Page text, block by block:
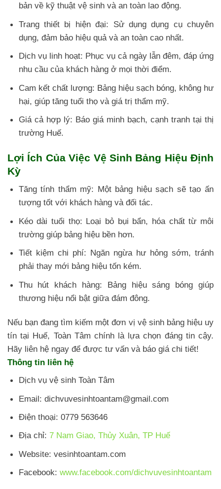
bản về kỹ thuật vệ sinh và an toàn lao động.
Trang thiết bị hiện đại: Sử dụng dụng cụ chuyên
dụng, đảm bảo hiệu quả và an toàn cao nhất.
Dịch vụ linh hoạt: Phục vụ cả ngày lẫn đêm, đáp ứng
nhu cầu của khách hàng ở mọi thời điểm.
Cam kết chất lượng: Bảng hiệu sạch bóng, không hư
hại, giúp tăng tuổi thọ và giá trị thẩm mỹ.
Giá cả hợp lý: Báo giá minh bạch, cạnh tranh tại thị
trường Huế.
Lợi Ích Của Việc Vệ Sinh Bảng Hiệu Định
Kỳ
Tăng tính thẩm mỹ: Một bảng hiệu sạch sẽ tạo ấn
tượng tốt với khách hàng và đối tác.
Kéo dài tuổi thọ: Loại bỏ bụi bẩn, hóa chất từ môi
trường giúp bảng hiệu bền hơn.
Tiết kiệm chi phí: Ngăn ngừa hư hỏng sớm, tránh
phải thay mới bảng hiệu tốn kém.
Thu hút khách hàng: Bảng hiệu sáng bóng giúp
thương hiệu nổi bật giữa đám đông.
Nếu bạn đang tìm kiếm một đơn vị vệ sinh bảng hiệu uy
tín tại Huế, Toàn Tâm chính là lựa chọn đáng tin cậy.
Hãy liên hệ ngay để được tư vấn và báo giá chi tiết!
Thông tin liên hệ
Dịch vụ vệ sinh Toàn Tâm
Email: dichvuvesinhtoantam@gmail.com
Điện thoại: 0779 563646
Địa chỉ: 7 Nam Giao, Thủy Xuân, TP Huế
Website: vesinhtoantam.com
Facebook: www.facebook.com/dichvuvesinhtoantam